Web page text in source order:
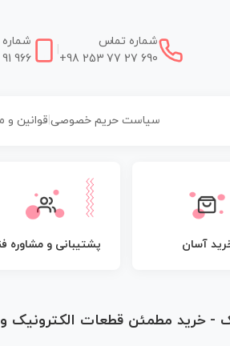
شماره تماس
+98 253 77 27 690
شماره
966
سیاست حریم خصوصی| قوانین و
آسان پشتیبانی و مشاوره
- خرید مطمئن قطعات الکترونیک